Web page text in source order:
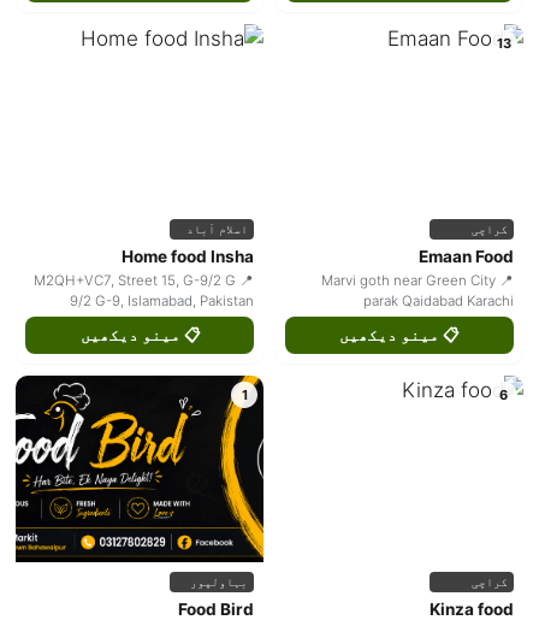
13
کراچی
Emaan Food
📍 Marvi goth near Green City
parak Qaidabad Karachi
📋 مینو دیکھیں
اسلام آباد
Home food Insha
📍 M2QH+VC7, Street 15, G-9/2 G
9/2 G-9, Islamabad, Pakistan
📋 مینو دیکھیں
6
کراچی
Kinza food
1
بہاولپور
Food Bird